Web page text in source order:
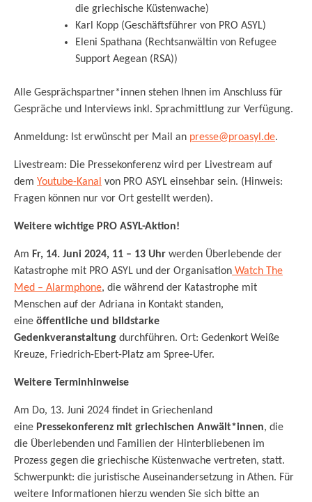
die griechische Küstenwache)
Karl Kopp (Geschäftsführer von PRO ASYL)
Eleni Spathana (Rechtsanwältin von Refugee
Support Aegean (RSA))
Alle Gesprächspartner*innen stehen Ihnen im Anschluss für
Gespräche und Interviews inkl. Sprachmittlung zur Verfügung.
Anmeldung: Ist erwünscht per Mail an presse@proasyl.de.
Livestream: Die Pressekonferenz wird per Livestream auf
dem Youtube-Kanal von PRO ASYL einsehbar sein. (Hinweis:
Fragen können nur vor Ort gestellt werden).
Weitere wichtige PRO ASYL-Aktion!
Am Fr, 14. Juni 2024, 11 – 13 Uhr werden Überlebende der
Katastrophe mit PRO ASYL und der Organisation Watch The
Med – Alarmphone, die während der Katastrophe mit
Menschen auf der Adriana in Kontakt standen,
eine öffentliche und bildstarke
Gedenkveranstaltung durchführen. Ort: Gedenkort Weiße
Kreuze, Friedrich-Ebert-Platz am Spree-Ufer.
Weitere Terminhinweise
Am Do, 13. Juni 2024 findet in Griechenland
eine Pressekonferenz mit griechischen Anwält*innen, die
die Überlebenden und Familien der Hinterbliebenen im
Prozess gegen die griechische Küstenwache vertreten, statt.
Schwerpunkt: die juristische Auseinandersetzung in Athen. Für
weitere Informationen hierzu wenden Sie sich bitte an